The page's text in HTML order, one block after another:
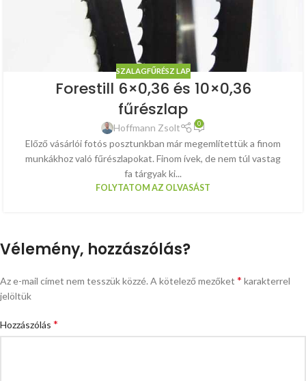
SZALAGFŰRÉSZ LAP
Forestill 6×0,36 és 10×0,36
fűrészlap
Hoffmann Zsolt 0
Előző vásárlói fotós posztunkban már megemlítettük a finom
munkákhoz való fűrészlapokat. Finom ívek, de nem túl vastag
fa tárgyak ki...
FOLYTATOM AZ OLVASÁST
Vélemény, hozzászólás?
Az e-mail címet nem tesszük közzé. A kötelező mezőket * karakterrel
jelöltük
Hozzászólás *